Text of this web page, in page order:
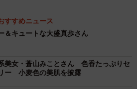
すすめニュース
＆キュートな大盛真歩さん
美女・蒼山みことさん 色香たっぷりセ
ー 小麦色の美肌を披露